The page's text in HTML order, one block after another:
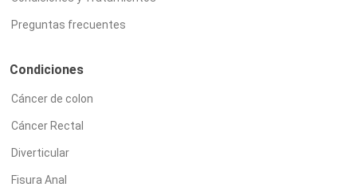
Preguntas frecuentes
Condiciones
Cáncer de colon
Cáncer Rectal
Diverticular
Fisura Anal